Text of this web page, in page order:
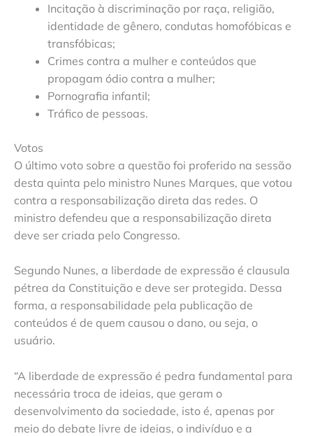
Incitação à discriminação por raça, religião,
identidade de gênero, condutas homofóbicas e
transfóbicas;
Crimes contra a mulher e conteúdos que
propagam ódio contra a mulher;
Pornografia infantil;
Tráfico de pessoas.
Votos
O último voto sobre a questão foi proferido na sessão
desta quinta pelo ministro Nunes Marques, que votou
contra a responsabilização direta das redes. O
ministro defendeu que a responsabilização direta
deve ser criada pelo Congresso.
Segundo Nunes, a liberdade de expressão é clausula
pétrea da Constituição e deve ser protegida. Dessa
forma, a responsabilidade pela publicação de
conteúdos é de quem causou o dano, ou seja, o
usuário.
“A liberdade de expressão é pedra fundamental para
necessária troca de ideias, que geram o
desenvolvimento da sociedade, isto é, apenas por
meio do debate livre de ideias, o indivíduo e a